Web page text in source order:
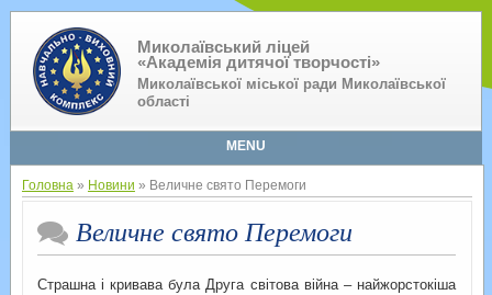
Миколаївський ліцей
«Академія дитячої творчості»
Миколаївської міської ради Миколаївської
області
MENU
Головна» Новини » Величне свято Перемоги
Величне свято Перемоги
Страшна і кривава була Друга світова війна – найжорстокіша